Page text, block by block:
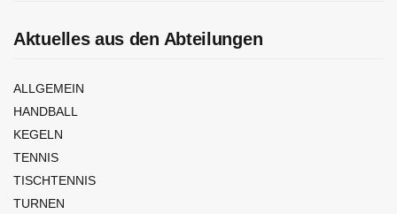
Aktuelles aus den Abteilungen
ALLGEMEIN
HANDBALL
KEGELN
TENNIS
TISCHTENNIS
TURNEN